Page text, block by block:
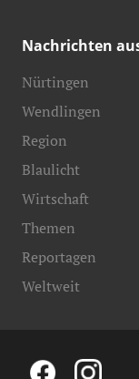
Nachrichten
Nürtingen
Wendlingen
Region
Blaulicht
Wirtschaft
Themen
Reportagen
Weltweit